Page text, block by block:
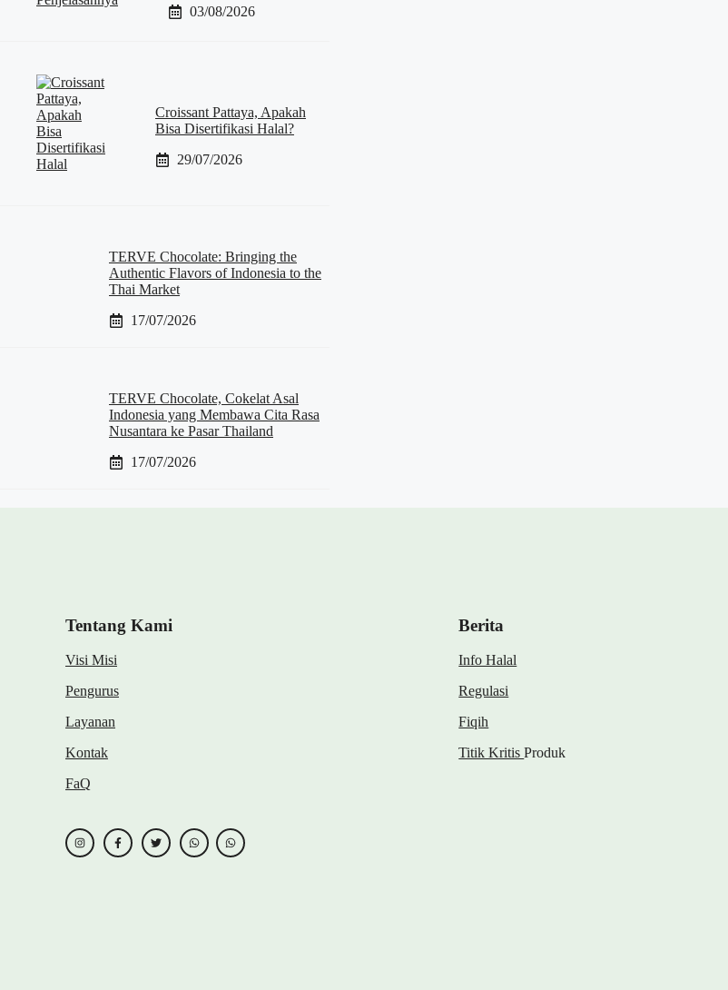
03/08/2026
Croissant Pattaya, Apakah
Bisa Disertifikasi Halal?
29/07/2026
TERVE Chocolate: Bringing the
Authentic Flavors of Indonesia to the
Thai Market
17/07/2026
TERVE Chocolate, Cokelat Asal
Indonesia yang Membawa Cita Rasa
Nusantara ke Pasar Thailand
17/07/2026
Tentang Kami
Visi Misi
Pengurus
Layanan
Kontak
FaQ
Berita
Info Halal
Regulasi
Fiqih
Titik KritisProduk